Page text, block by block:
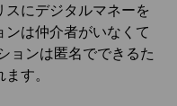
にデジタルマネーを
は仲介者がいなくて
ョンは匿名でできるた
す。